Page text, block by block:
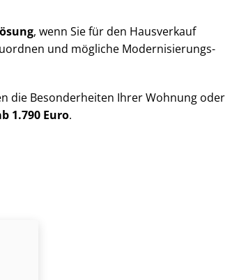
, wenn Sie für den Hausverkauf
und mögliche Modernisierungs-
die Besonderheiten Ihrer Wohnung oder
1.790 Euro.